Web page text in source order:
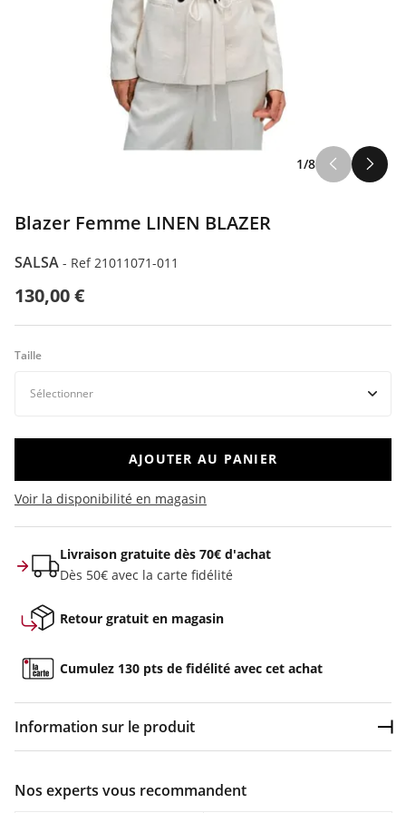
1/8
Blazer Femme LINEN BLAZER
SALSA - Ref 21011071-011
130,00 €
Taille
AJOUTER AU PANIER
Voir la disponibilité en magasin
Livraison gratuite dès 70€ d'achat
Dès 50€ avec la carte fidélité
Retour gratuit en magasin
Cumulez 130 pts de fidélité avec cet achat
Information sur le produit
Nos experts vous recommandent